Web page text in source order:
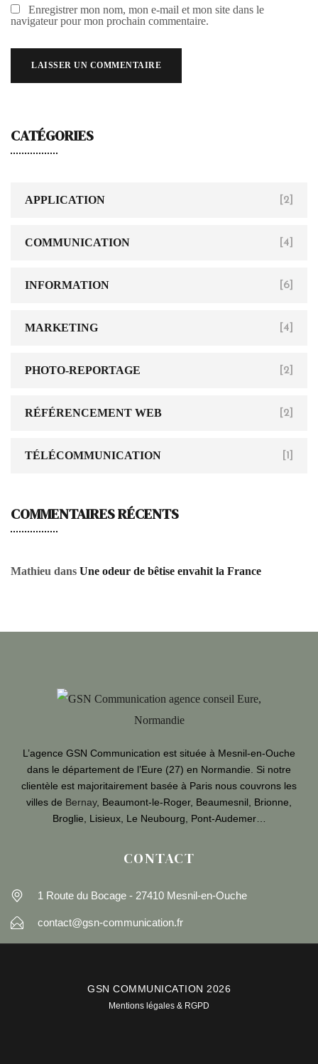
Enregistrer mon nom, mon e-mail et mon site dans le
navigateur pour mon prochain commentaire.
CATÉGORIES
APPLICATION [2]
COMMUNICATION [4]
INFORMATION [6]
MARKETING [4]
PHOTO-REPORTAGE [2]
RÉFÉRENCEMENT WEB [2]
TÉLÉCOMMUNICATION [1]
COMMENTAIRES RÉCENTS
Mathieu dans Une odeur de bêtise envahit la France
L’agence GSN Communication est située à Mesnil-en-Ouche
dans le département de l’Eure (27) en Normandie. Si notre
clientèle est majoritairement basée à Paris nous couvrons les
villes de Bernay, Beaumont-le-Roger, Beaumesnil, Brionne,
Broglie, Lisieux, Le Neubourg, Pont-Audemer…
CONTACT
1 Route du Bocage - 27410 Mesnil-en-Ouche
contact@gsn-communication.fr
GSN COMMUNICATION 2026
Mentions légales & RGPD